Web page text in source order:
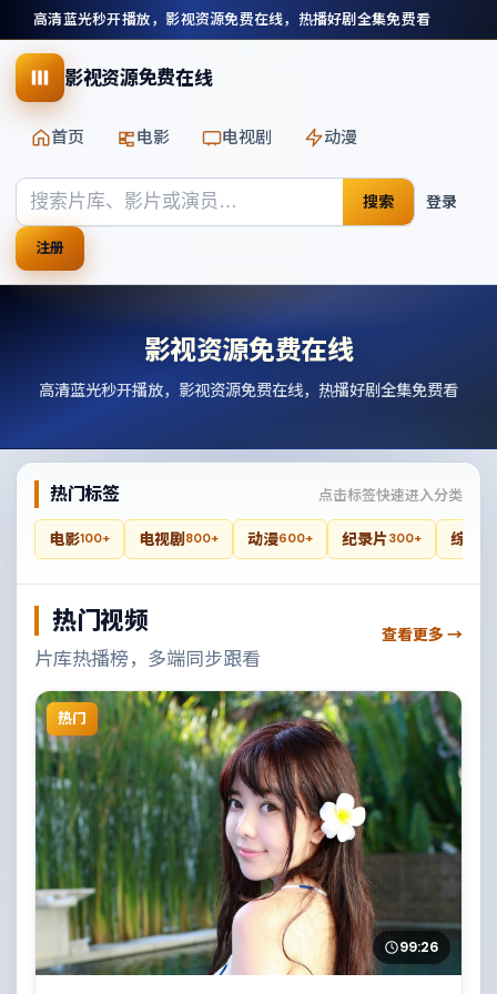
高清蓝光秒开播放，影视资源免费在线，热播好剧全集免费看
影视资源免费在线
首页 电影 电视剧 动漫
搜索 登录
注册
影视资源免费在线
高清蓝光秒开播放，影视资源免费在线，热播好剧全集免费看
热门标签 点击标签快速进入分类
电影100+ 电视剧 800+ 动漫600+ 纪录片300+ 综艺
热门视频
片库热播榜，多端同步跟看
查看更多 →
热门
99:26